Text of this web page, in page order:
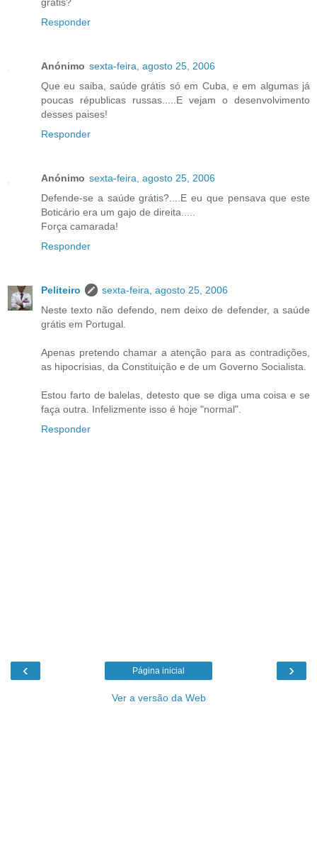
Responder
Anónimo sexta-feira, agosto 25, 2006
Que eu saiba, saúde grátis só em Cuba, e em algumas já
poucas républicas russas.....E vejam o desenvolvimento
desses paises!
Responder
Anónimo sexta-feira, agosto 25, 2006
Defende-se a saúde grátis?....E eu que pensava que este
Boticário era um gajo de direita.....
Força camarada!
Responder
Peliteiro
sexta-feira, agosto 25, 2006
Neste texto não defendo, nem deixo de defender, a saúde
grátis em Portugal.
Apenas pretendo chamar a atenção para as contradições,
as hipocrisias, da Constituição e de um Governo Socialista.
Estou farto de balelas, detesto que se diga uma coisa e se
faça outra. Infelizmente isso é hoje "normal".
Responder
‹ ›
Página inicial
Ver a versão da Web